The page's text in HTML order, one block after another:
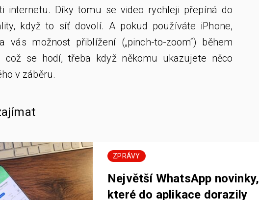
internetu. Díky tomu se video rychleji přepíná do
když to síť dovolí. A pokud používáte iPhone,
vás možnost přiblížení („pinch-to-zoom“) během
což se hodí, třeba když někomu ukazujete něco
v záběru.
ZPRÁVY
Největší WhatsApp novinky,
které do aplikace dorazily